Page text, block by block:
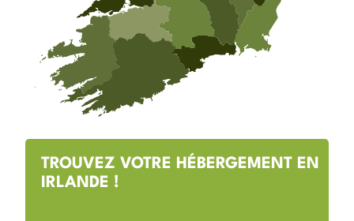
TROUVEZ VOTRE HÉBERGEMENT EN
IRLANDE !